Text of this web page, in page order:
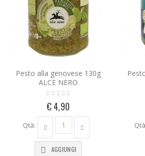
Pesto alla genovese 130g
ALCE NERO
€ 4,90
Qtà:
AGGIUNGI